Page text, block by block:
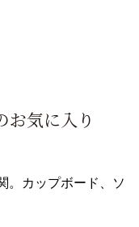
お気に入り
。カップボード、ソ